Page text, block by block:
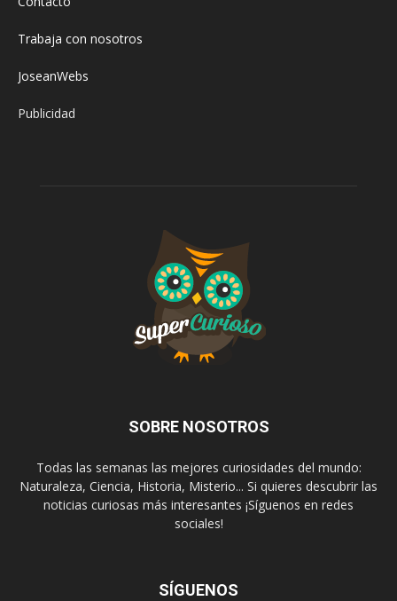
Trabaja con nosotros
JoseanWebs
Publicidad
SOBRE NOSOTROS
Todas las semanas las mejores curiosidades del mundo:
Naturaleza, Ciencia, Historia, Misterio... Si quieres descubrir las
noticias curiosas más interesantes ¡Síguenos en redes
sociales!
SÍGUENOS